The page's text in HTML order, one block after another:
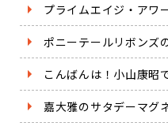
プライムエイジ・アワ
ポニーテールリボンズ
こんばんは！小山康昭
嘉大雅のサタデーマグ